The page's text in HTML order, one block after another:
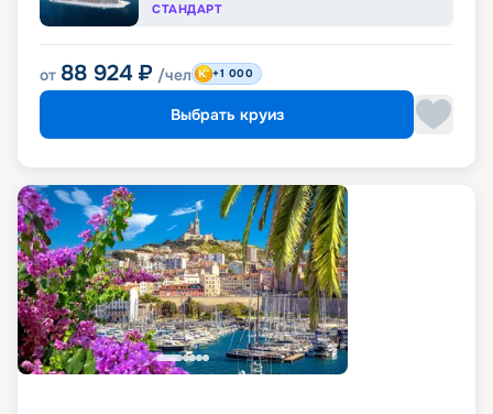
СТАНДАРТ
от 88 924 ₽ /чел +1 000
Выбрать круиз